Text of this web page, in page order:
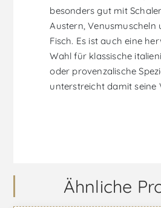
besonders gut mit
Austern, Venusmuscheln
Fisch. Es ist auch eine
Wahl für klassische
oder provenzalische
unterstreicht damit seine
Ähnliche